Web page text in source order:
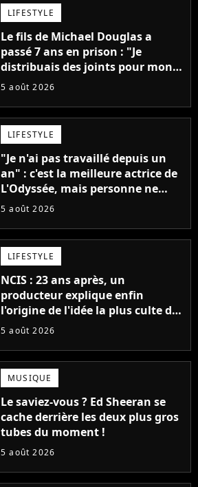
LIFESTYLE
Le fils de Michael Douglas a
passé 7 ans en prison : "Je
distribuais des joints pour mon
père"
5 août 2026
LIFESTYLE
"Je n'ai pas travaillé depuis un
an" : c'est la meilleure actrice de
L'Odyssée, mais personne ne
veut lui donner de rôle au
5 août 2026
LIFESTYLE
NCIS : 23 ans après, un
producteur explique enfin
l'origine de l'idée la plus culte de
la série (et on ne parle pas du
5 août 2026
MUSIQUE
Le saviez-vous ? Ed Sheeran se
cache derrière les deux plus gros
tubes du moment !
5 août 2026